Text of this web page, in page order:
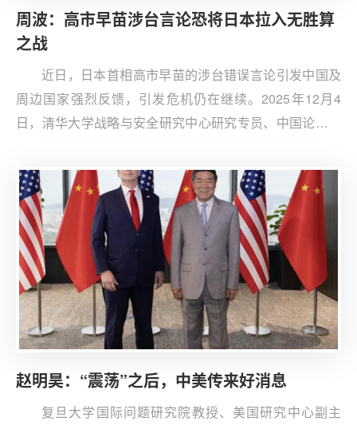
周波：高市早苗涉台言论恐将日本拉入无胜算
之战
近日，日本首相高市早苗的涉台错误言论引发中国及
周边国家强烈反馈，引发危机仍在继续。2025年12月4
日，清华大学战略与安全研究中心研究专员、中国论坛特
Post）发表文章Takaichi’s Taiwan talk risks an
unwinnable fight，就高市言论及其背后的军事意图，以及
中美日三方的战略态度态势进行分析。周波指出，高市早
苗的言论实质是为国内政治服务的短期行为，难以改变美
国既定的战略模糊政策，更可能激化矛盾、引发冲突，将
日本拉入一场无胜算之战。
赵明昊：“震荡”之后，中美传来好消息
复旦大学国际问题研究院教授、美国研究中心副主